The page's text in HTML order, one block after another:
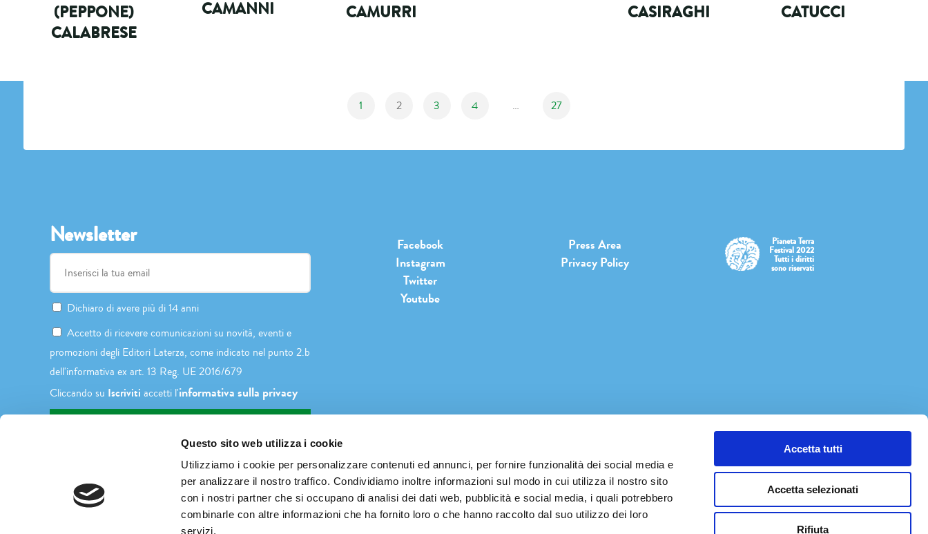
Questo sito web utilizza i cookie
Utilizziamo i cookie per personalizzare contenuti ed annunci, per fornire funzionalità dei social media e
per analizzare il nostro traffico. Condividiamo inoltre informazioni sul modo in cui utilizza il nostro sito
con i nostri partner che si occupano di analisi dei dati web, pubblicità e social media, i quali potrebbero
combinarle con altre informazioni che ha fornito loro o che hanno raccolto dal suo utilizzo dei loro
servizi.
Accetta tutti
Accetta selezionati
Rifiuta
(PEPPONE)
CALABRESE
CAMANNI
CAMURRI
CASIRAGHI
CATUCCI
1 2 3 4 … 27
Newsletter
Dichiaro di avere più di 14 anni
Accetto di ricevere comunicazioni su novità, eventi e
promozioni degli Editori Laterza, come indicato nel punto 2.b
dell'informativa ex art. 13 Reg. UE 2016/679
Cliccando su Iscriviti accetti l'informativa sulla privacy
Facebook
Instagram
Twitter
Youtube
Press Area
Privacy Policy
Pianeta Terra
Festival 2022
Tutti i diritti
sono riservati
INFO@PIANETATERRAFESTIVAL.IT